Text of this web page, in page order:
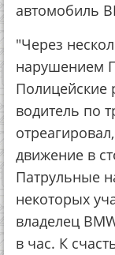
автомобиль
"Через
нарушением
Полицейские
водитель по
движение в
Патрульные
некоторых
владелец
в час. К